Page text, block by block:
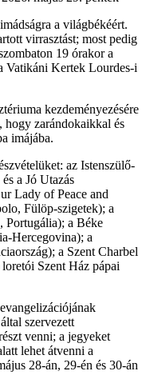
a világbékéért.
virrasztást; most pedig
19 órakor a
Vatikáni Kertek Lourdes-i
kezdeményezésére
zarándokaikkal és
imájába.
az Istenszülő-
a Jó Utazás
Lady of Peace and
Fülöp-szigetek); a
Portugália); a Béke
Hercegovina); a
a Szent Charbel
Szent Ház pápai
szervezett
venni; a jegyeket
lehet átvenni a
28-án, 29-én és 30-án